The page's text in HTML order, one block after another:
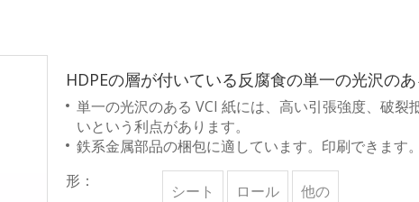
HDPEの層が付いている反腐食の単一の光沢の
単一の光沢のある VCI 紙には、高い引張強度、破
いという利点があります。
鉄系金属部品の梱包に適しています。印刷できます
形：
シート ロール 他の